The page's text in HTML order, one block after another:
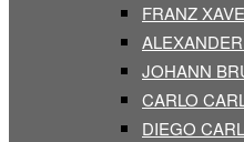
FRANZ
JOHANN
CARLO
DIEGO